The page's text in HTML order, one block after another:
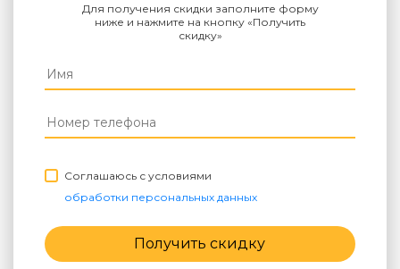
Для получения скидки заполните форму
ниже и нажмите на кнопку «Получить
скидку»
Соглашаюсь с условиями
обработки персональных данных
Получить скидку